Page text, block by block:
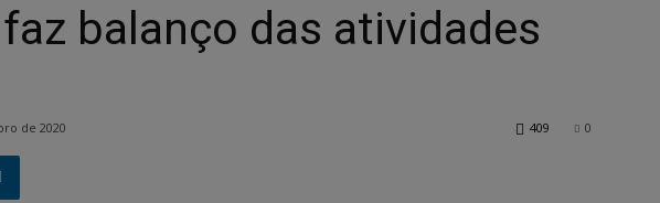
faz balanço das atividades
de 2020 0
409